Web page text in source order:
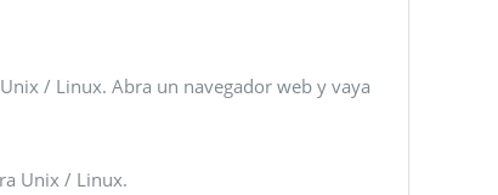
/ Linux. Abra un navegador web y vaya
Unix / Linux.